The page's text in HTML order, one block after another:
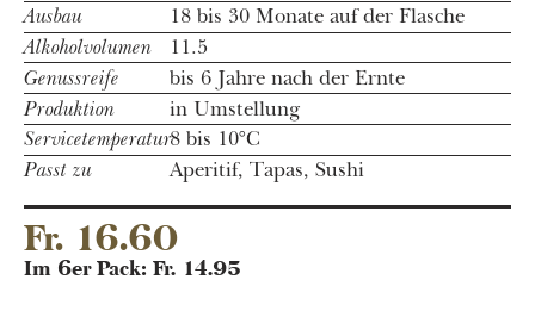
Ausbau
18 bis 30 Monate auf der Flasche
Alkoholvolumen
11.5
Genussreife
bis 6 Jahre nach der Ernte
Produktion
in Umstellung
Servicetemperatur8 bis 10°C
Passt zu
Aperitif, Tapas, Sushi
Fr. 16.60
Im 6er Pack: Fr. 14.95